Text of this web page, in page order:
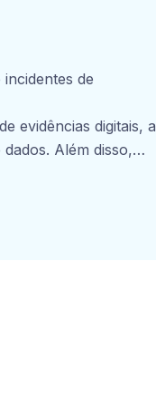
de
evidências digitais, a
Além disso,
de dados,
para apoiar